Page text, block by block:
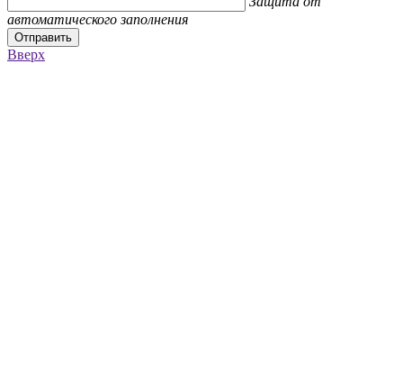
автоматического заполнения
Отправить
Вверх